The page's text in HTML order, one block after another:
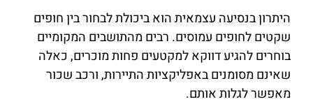
היתרון בנסיעה עצמאית הוא ביכולת לבחור בין חופים
שקטים לחופים עמוסים. רבים מהתושבים המקומיים
בוחרים להגיע דווקא למקטעים פחות מוכרים, כאלה
שאינם מסומנים באפליקציות התיירות, ורכב שכור
מאפשר לגלות אותם.